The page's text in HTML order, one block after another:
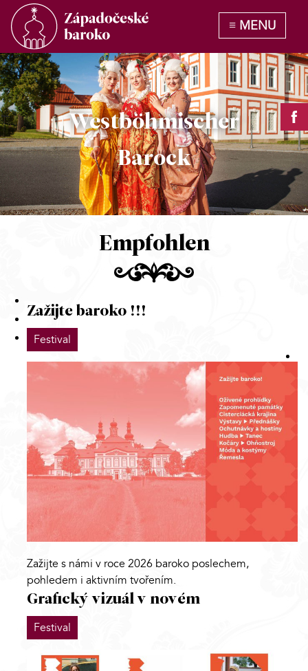
Westböhmischer
Barock
Empfohlen
Zažijte baroko !!!
Festival
Zažijte s námi v roce 2026 baroko poslechem,
pohledem i aktivním tvořením.
Grafický vizuál v novém
Festival